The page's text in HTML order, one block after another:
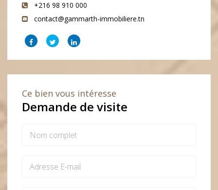
+216 98 910 000
contact@gammarth-immobiliere.tn
Ce bien vous intéresse
Demande de visite